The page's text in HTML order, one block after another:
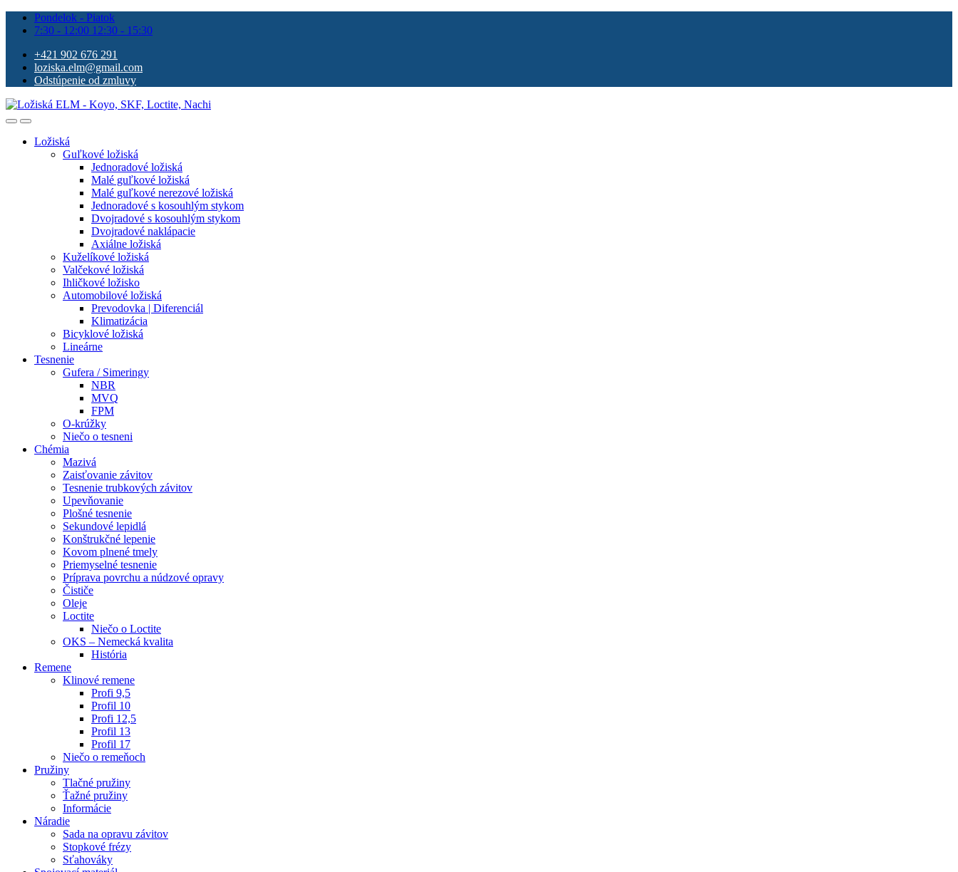
Pondelok - Piatok
7:30 - 12:00 12:30 - 15:30
+421 902 676 291
loziska.elm@gmail.com
Odstúpenie od zmluvy
Ložiská
Guľkové ložiská
Jednoradové ložiská
Malé guľkové ložiská
Malé guľkové nerezové ložiská
Jednoradové s kosouhlým stykom
Dvojradové s kosouhlým stykom
Dvojradové naklápacie
Axiálne ložiská
Kuželíkové ložiská
Valčekové ložiská
Ihličkové ložisko
Automobilové ložiská
Prevodovka | Diferenciál
Klimatizácia
Bicyklové ložiská
Lineárne
Tesnenie
Gufera / Simeringy
NBR
MVQ
FPM
O-krúžky
Niečo o tesneni
Chémia
Mazivá
Zaisťovanie závitov
Tesnenie trubkových závitov
Upevňovanie
Plošné tesnenie
Sekundové lepidlá
Konštrukčné lepenie
Kovom plnené tmely
Priemyselné tesnenie
Príprava povrchu a núdzové opravy
Čističe
Oleje
Loctite
Niečo o Loctite
OKS – Nemecká kvalita
História
Remene
Klinové remene
Profi 9,5
Profil 10
Profi 12,5
Profil 13
Profil 17
Niečo o remeňoch
Pružiny
Tlačné pružiny
Ťažné pružiny
Informácie
Náradie
Sada na opravu závitov
Stopkové frézy
Sťahováky